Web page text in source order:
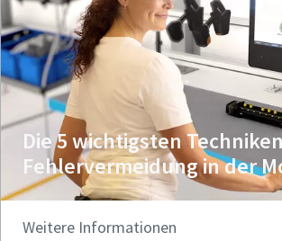
Die 5 wichtigsten
Fehlervermeidung in der
Weitere Informationen